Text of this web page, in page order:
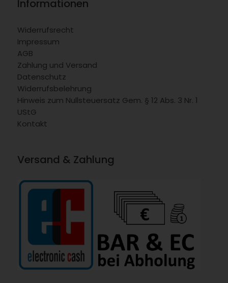
Informationen
Widerrufsrecht
Impressum
AGB
Zahlung und Versand
Datenschutz
Widerrufsbelehrung
Hinweis zum Nullsteuersatz Gem. § 12 Abs. 3 Nr. 1
UStG
Kontakt
Versand & Zahlung